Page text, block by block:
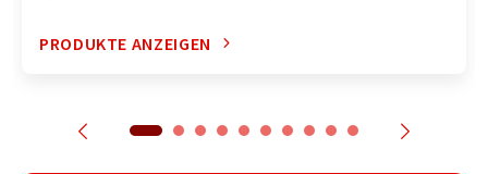
PRODUKTE ANZEIGEN